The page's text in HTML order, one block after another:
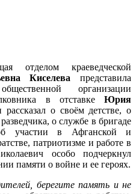
отделом краеведческой
Киселева представила
организации
в отставке Юрия
о своём детстве, о
о службе в бригаде
об участии в Афганской и
патриотизме и работе в
особо подчеркнул
памяти о войне и ее героях.
берегите память и не